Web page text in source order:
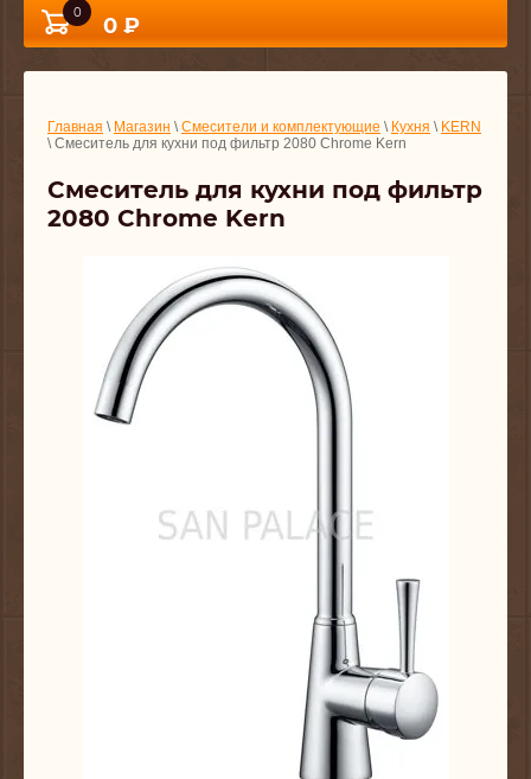
0
0 ₽
Главная \ Магазин \ Смесители и комплектующие \ Кухня \ KERN
\ Смеситель для кухни под фильтр 2080 Chrome Kern
Смеситель для кухни под фильтр
2080 Chrome Kern